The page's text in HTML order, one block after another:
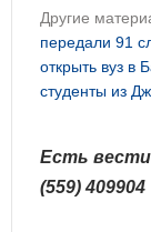
Другие
передали 91
открыть вуз в
студенты из
Есть
(559) 409904